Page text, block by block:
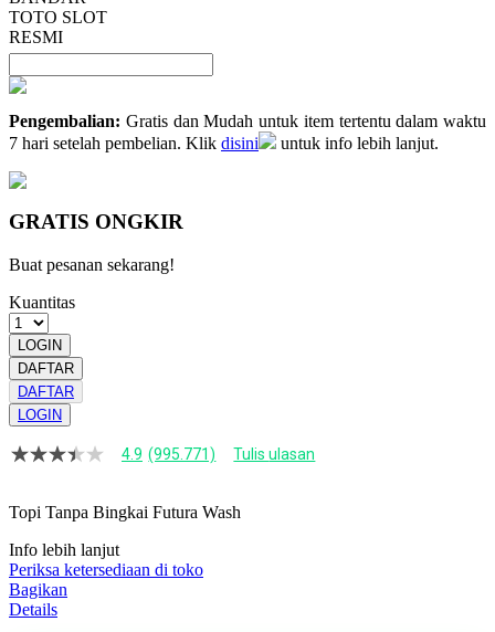
TOTO SLOT
RESMI
Pengembalian: Gratis dan Mudah untuk item tertentu dalam waktu
7 hari setelah pembelian. Klik disini untuk info lebih lanjut.
GRATIS ONGKIR
Buat pesanan sekarang!
Kuantitas
LOGIN
DAFTAR
DAFTAR
LOGIN
4.9
bintang,
rating
rata-
rata.
Read
13
4.9 (995.771) Tulis ulasan
Topi Tanpa Bingkai Futura Wash
Info lebih lanjut
Periksa ketersediaan di toko
Bagikan
Details